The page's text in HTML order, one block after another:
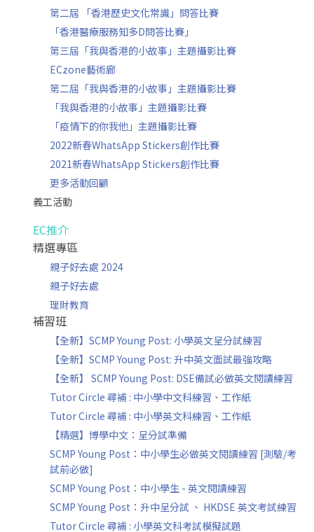
第二屆 「香港歷史文化常識」問答比賽
「香港醫療服務知多D問答比賽」
第三屆「我與香港的小故事」主題攝影比賽
ECzone藝術廊
第二屆「我與香港的小故事」主題攝影比賽
「我與香港的小故事」主題攝影比賽
「疫情下的你我他」主題攝影比賽
2022新春WhatsApp Stickers創作比賽
2021新春WhatsApp Stickers創作比賽
更多活動回顧
義工活動
EC推介
精選專區
親子好去處 2024
親子好去處
理財教育
補習班
【全新】SCMP Young Post: 小學英文呈分試練習
【全新】SCMP Young Post: 升中英文面試最強攻略
【全新】 SCMP Young Post: DSE備試必做英文閱讀練習
Tutor Circle 尋補 : 中小學中文科練習、工作紙
Tutor Circle 尋補 : 中小學英文科練習、工作紙
【精選】博學中文：呈分試準備
SCMP Young Post：中小學生必做英文閱讀練習 [測驗/考
試前必做]
SCMP Young Post：中小學生 - 英文閱讀練習
SCMP Young Post：升中呈分試 、 HKDSE 英文考試練習
Tutor Circle 尋補 : 小學英文科考試模擬試題